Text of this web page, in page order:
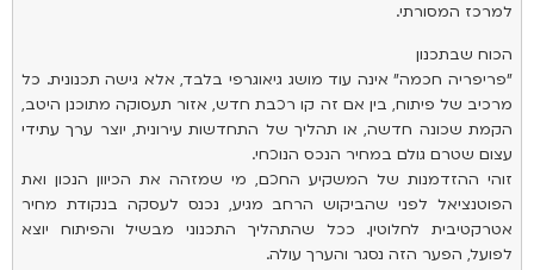
למרכז המסורתי.
הכוח שבתכנון
"פריפריה חכמה" אינה עוד מושג גיאוגרפי בלבד, אלא גישה תכנונית. כל
מרכיב של פיתוח, בין אם זה קו רכבת חדש, אזור תעסוקה מתוכנן היטב,
הקמת שכונה חדשה, או תהליך של התחדשות עירונית, יוצר ערך עתידי
עצום שטרם גולם במחיר הנכס הנוכחי.
זוהי ההזדמנות של המשקיע החכם, מי שמזהה את הכיוון הנכון ואת
הפוטנציאל לפני שהביקוש הרחב מגיע, נכנס לעסקה בנקודת מחיר
אטרקטיבית לחלוטין. ככל שהתהליך התכנוני מבשיל והפיתוח יוצא
לפועל, הפער הזה נסגר והערך עולה.